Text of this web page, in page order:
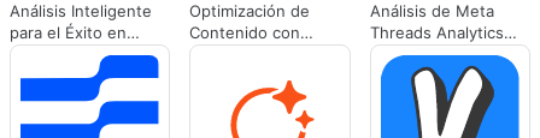
Análisis Inteligente
para el Éxito en
eCommerce
Optimización de
Contenido con
CONTADU
Análisis de Meta
Threads Analytics
para Redes Sociales